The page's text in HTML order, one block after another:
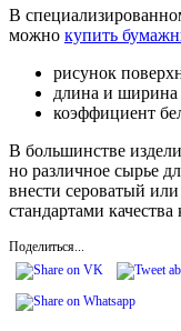
В
можно купить
рисунок
длина и ширина
коэффициент
В большинстве
но различное сырье
внести сероватый
стандартами
Поделиться...